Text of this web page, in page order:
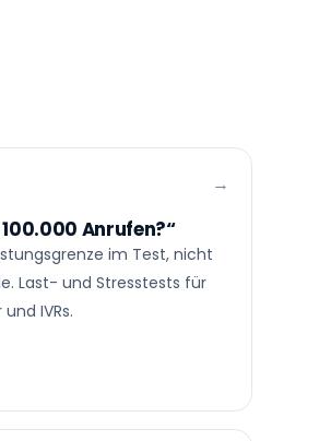
Anrufen?“
im Test, nicht
Last- und Stresstests für
IVRs.